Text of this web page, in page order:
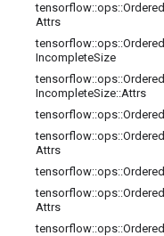
tensorflow::ops::Ordered
Attrs
tensorflow::ops::Ordered
IncompleteSize
tensorflow::ops::Ordered
IncompleteSize::Attrs
tensorflow::ops::Ordered
tensorflow::ops::Ordered
Attrs
tensorflow::ops::Ordered
tensorflow::ops::Ordered
Attrs
tensorflow::ops::Ordered